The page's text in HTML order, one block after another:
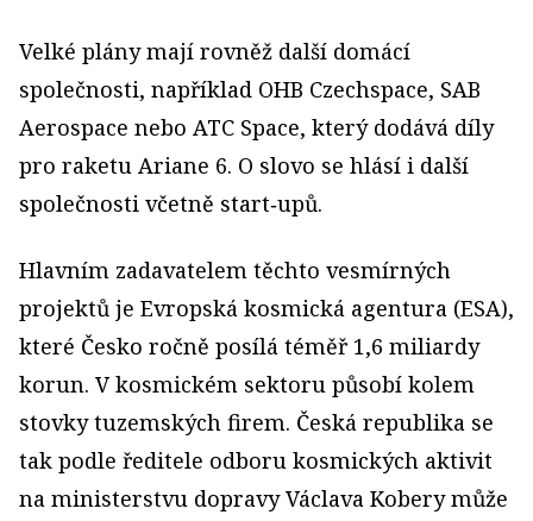
Velké plány mají rovněž další domácí
společnosti, například OHB Czechspace, SAB
Aerospace nebo ATC Space, který dodává díly
pro raketu Ariane 6. O slovo se hlásí i další
společnosti včetně start‑upů.
Hlavním zadavatelem těchto vesmírných
projektů je Evropská kosmická agentura (ESA),
které Česko ročně posílá téměř 1,6 miliardy
korun. V kosmickém sektoru působí kolem
stovky tuzemských firem. Česká republika se
tak podle ředitele odboru kosmických aktivit
na ministerstvu dopravy Václava Kobery může